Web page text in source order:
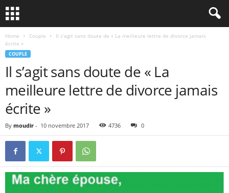
Home Couple
Il s’agit sans doute de « La meilleure lettre de divorce jamais
écrite »
COUPLE
Il s’agit sans doute de « La
meilleure lettre de divorce jamais
écrite »
By moudir - 10 novembre 2017 4736 0